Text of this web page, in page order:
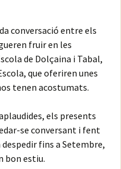
conversació entre els
fruir en les
de Dolçaina i Tabal,
que oferiren unes
tenen acostumats.
els presents
se conversant i fent
fins a Setembre,
bon estiu.